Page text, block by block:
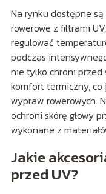
Na rynku dostępne
rowerowe z filtrami
regulować
podczas
nie tylko chroni przed
komfort termiczny, co
wypraw rowerowych.
ochroni skórę głowy
wykonane z
Jakie
przed UV?